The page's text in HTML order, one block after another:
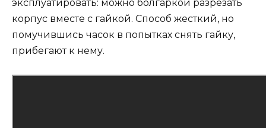
эксплуатировать: можно болгаркой разрезать
корпус вместе с гайкой. Способ жесткий, но
помучившись часок в попытках снять гайку,
прибегают к нему.